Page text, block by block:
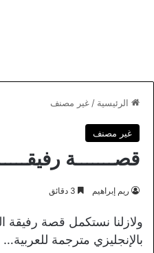
الرئيسية / غير مصنف
غير مصنف
قصـــــــة
ريم إبراهيم
ولازلنا نستكمل قصة
بالإنجليزي مترجمة للعربية…